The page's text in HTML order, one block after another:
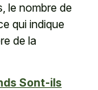
le nombre de
qui indique
de la
Sont-ils